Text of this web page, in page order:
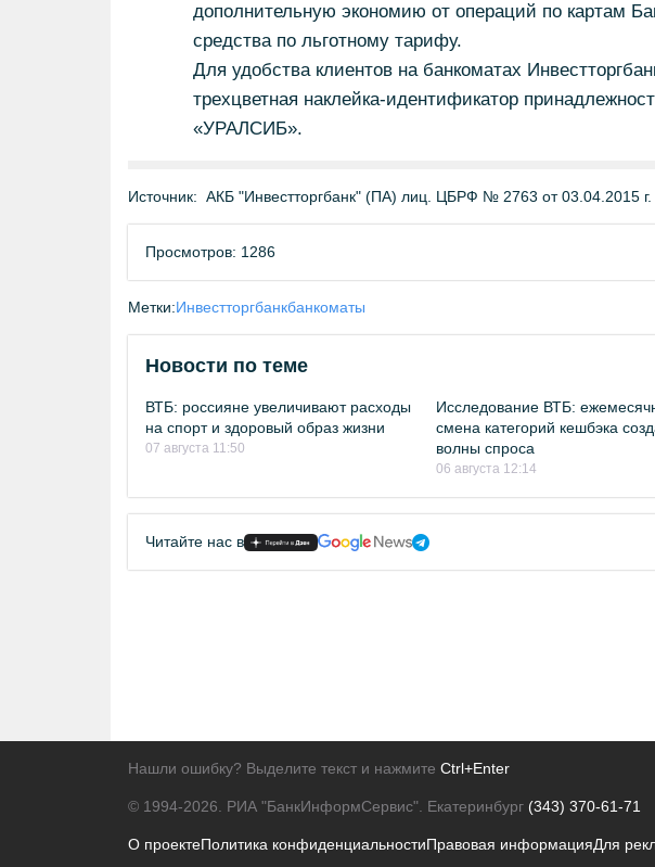
дополнительную экономию от операций по картам
средства по льготному тарифу.
Для удобства клиентов на банкоматах
трехцветная наклейка-идентификатор
«УРАЛСИБ».
Источник: АКБ "Инвестторгбанк" (ПА) лиц. ЦБРФ № 2763 от 03.04.2015
Просмотров: 1286
Метки:Инвестторгбанкбанкоматы
Новости по теме
ВТБ: россияне увеличивают расходы
на спорт и здоровый образ жизни
07 августа 11:50
Исследование ВТБ:
смена категорий кешбэка
волны спроса
06 августа 12:14
Читайте нас в
Нашли ошибку? Выделите текст и нажмите Ctrl+Enter
© 1994-2026. РИА "БанкИнформСервис". Екатеринбург (343) 370-61-71
О проектеПолитика конфиденциальностиПравовая информацияДля